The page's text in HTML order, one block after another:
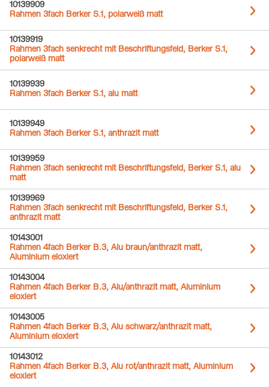
10139909
Rahmen 3fach Berker S.1, polarweiß matt
10139919
Rahmen 3fach senkrecht mit Beschriftungsfeld, Berker S.1,
polarweiß matt
10139939
Rahmen 3fach Berker S.1, alu matt
10139949
Rahmen 3fach Berker S.1, anthrazit matt
10139959
Rahmen 3fach senkrecht mit Beschriftungsfeld, Berker S.1, alu
matt
10139969
Rahmen 3fach senkrecht mit Beschriftungsfeld, Berker S.1,
anthrazit matt
10143001
Rahmen 4fach Berker B.3, Alu braun/anthrazit matt,
Aluminium eloxiert
10143004
Rahmen 4fach Berker B.3, Alu/anthrazit matt, Aluminium
eloxiert
10143005
Rahmen 4fach Berker B.3, Alu schwarz/anthrazit matt,
Aluminium eloxiert
10143012
Rahmen 4fach Berker B.3, Alu rot/anthrazit matt, Aluminium
eloxiert